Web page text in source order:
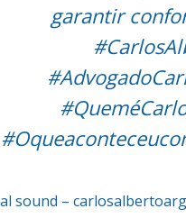
garantir
sound –